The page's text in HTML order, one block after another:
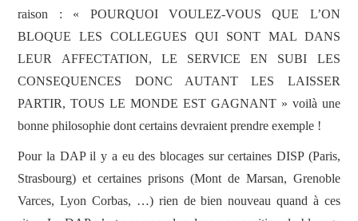
raison : « POURQUOI VOULEZ-VOUS QUE L’ON
BLOQUE LES COLLEGUES QUI SONT MAL DANS
LEUR AFFECTATION, LE SERVICE EN SUBI LES
CONSEQUENCES DONC AUTANT LES LAISSER
PARTIR, TOUS LE MONDE EST GAGNANT » voilà une
bonne philosophie dont certains devraient prendre exemple !
Pour la DAP il y a eu des blocages sur certaines DISP (Paris,
Strasbourg) et certaines prisons (Mont de Marsan, Grenoble
Varces, Lyon Corbas, …) rien de bien nouveau quand à ces